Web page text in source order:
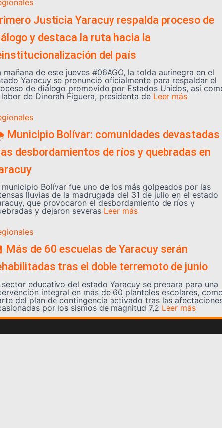
Justicia Yaracuy respalda proceso de
y destaca la ruta hacia la
del país
mañana de este jueves #06AGO, la tolda aurinegra en el
Yaracuy se pronunció oficialmente para respaldar el
de diálogo promovido por Estados Unidos, así
de Dinorah Figuera, presidenta de Leer más
Bolívar: comunidades devastadas
desbordamientos de ríos y quebradas en
municipio Bolívar fue uno de los más golpeados por las
lluvias de la madrugada del 31 de julio en el estado
que provocaron el desbordamiento de ríos y
y dejaron severas Leer más
Más de 60 escuelas de Yaracuy serán
tras el doble terremoto de junio
sector educativo del estado Yaracuy se prepara para una
integral en más de 60 planteles escolares,
del plan de contingencia activado tras las
por los sismos de magnitud 7,2 Leer más